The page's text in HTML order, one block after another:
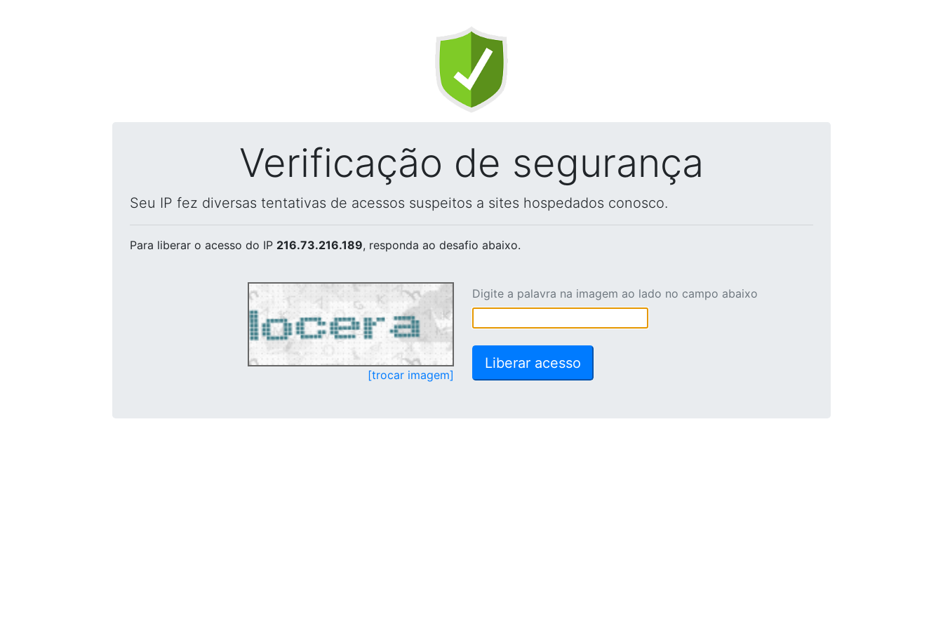
Verificação de segurança
Seu IP fez diversas tentativas de acessos suspeitos a sites hospedados conosco.
Para liberar o acesso do IP 216.73.216.189, responda ao desafio abaixo.
[trocar imagem]
Digite a palavra na imagem ao lado no campo abaixo